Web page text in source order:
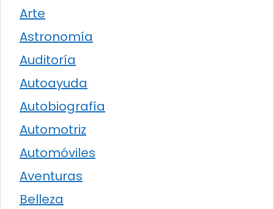
Arte
Astronomía
Auditoría
Autoayuda
Autobiografía
Automotriz
Automóviles
Aventuras
Belleza